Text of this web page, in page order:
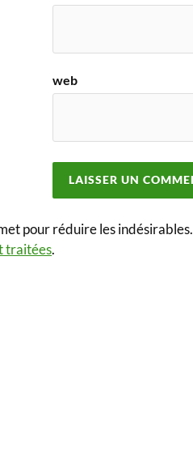
web
pour réduire les indésirables.
traitées.